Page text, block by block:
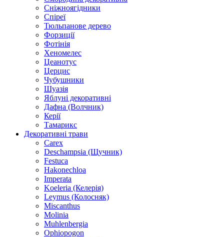
Сніжноягідники
Спіреї
Тюльпанове дерево
Форзиції
Фотінія
Хеномелес
Цеанотус
Церцис
Чубушники
Шуазія
Яблуні декоративні
Дафна (Волчник)
Керії
Тамарикс
Декоративні трави
Carex
Deschampsia (Щучник)
Festuca
Hakonechloa
Imperata
Koeleria (Келерія)
Leymus (Колосняк)
Miscanthus
Molinia
Muhlenbergia
Ophiopogon